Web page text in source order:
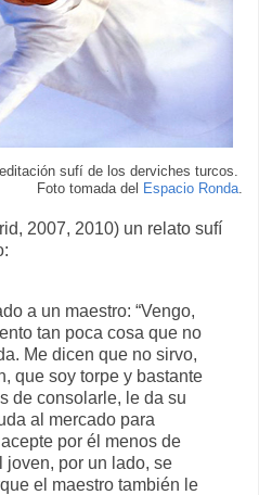
sufí de los derviches turcos.
Foto tomada del
Espacio Ronda
2007, 2010) un relato sufí
a un maestro: “Vengo,
tan poca cosa que no
Me dicen que no sirvo,
que soy torpe y bastante
de consolarle, le da su
al mercado para
por él menos de
joven, por un lado, se
el maestro también le